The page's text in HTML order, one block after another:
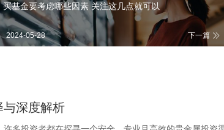
买基金要考虑哪些因素 关注这几点就可以
2024-05-28 下一篇
与深度解析